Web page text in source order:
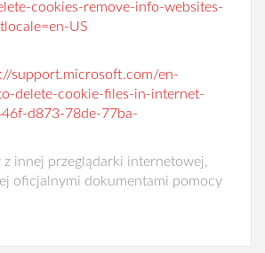
cookies-remove-info-websites-
US
support.microsoft.com/en-
delete-cookie-files-in-internet-
d873-78de-77ba-
z innej przeglądarki internetowej,
oficjalnymi dokumentami pomocy